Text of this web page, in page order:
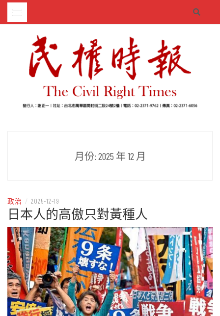
Skip
月份: 2025 年 12 月
政治 / 2025-12-19
日本人的高傲只對黃種人